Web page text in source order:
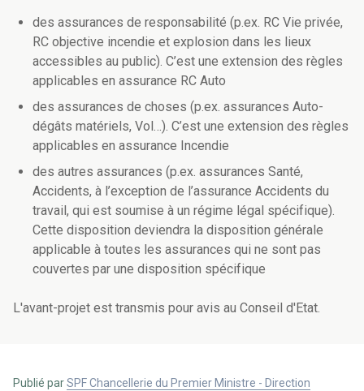
des assurances de responsabilité (p.ex. RC Vie privée,
RC objective incendie et explosion dans les lieux
accessibles au public). C’est une extension des règles
applicables en assurance RC Auto
des assurances de choses (p.ex. assurances Auto-
dégâts matériels, Vol…). C’est une extension des règles
applicables en assurance Incendie
des autres assurances (p.ex. assurances Santé,
Accidents, à l’exception de l’assurance Accidents du
travail, qui est soumise à un régime légal spécifique).
Cette disposition deviendra la disposition générale
applicable à toutes les assurances qui ne sont pas
couvertes par une disposition spécifique
L'avant-projet est transmis pour avis au Conseil d'Etat.
Publié parSPF Chancellerie du Premier Ministre - Direction